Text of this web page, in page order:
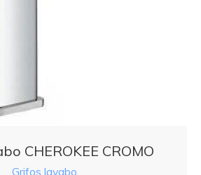
CHEROKEE CROMO
Grifos lavabo